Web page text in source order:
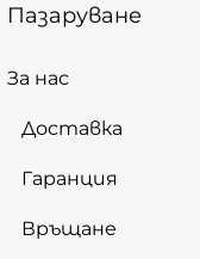
Пазаруване
За нас
Доставка
Гаранция
Връщане